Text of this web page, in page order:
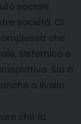
sociale,
società. Ci
che
sistemico e
Sia a
a livello
che la